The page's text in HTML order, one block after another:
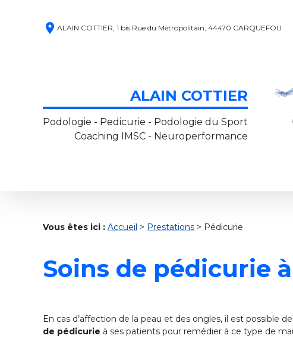
place ALAIN COTTIER, 1 bis Rue du Métropolitain, 44470 CARQUEFOU
ALAIN COTTIER
Podologie - Pedicurie - Podologie du Sport
Coaching IMSC - Neuroperformance
Vous êtes ici : Accueil > Prestations > Pédicurie
Soins de pédicurie
En cas d’affection de la peau et des ongles, il est possible
de pédicurie à ses patients pour remédier à ce type de